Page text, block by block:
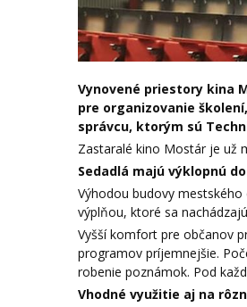
Vynovené priestory kina
pre organizovanie
správcu, ktorým sú
Zastaralé kino Mostár je už
Sedadlá majú výklopnú
Výhodou budovy
výplňou, ktoré sa
Vyšší komfort pre občanov
programov príjemnejšie.
robenie poznámok. Pod
Vhodné využitie aj na